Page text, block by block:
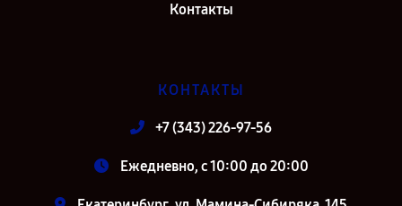
Контакты
КОНТАКТЫ
+7 (343) 226-97-56
Ежедневно, с 10:00 до 20:00